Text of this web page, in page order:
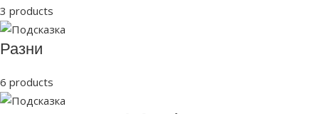
3 products
Разни
6 products